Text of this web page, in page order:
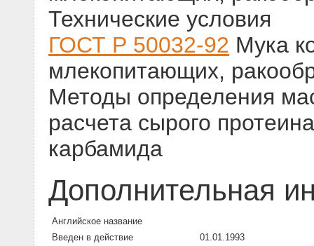
Технические условия
ГОСТ Р 50032-92 Мука
млекопитающих,
Методы определения
расчета сырого
карбамида
Дополнительная
Английское название
Введен в действие
01.01.1993